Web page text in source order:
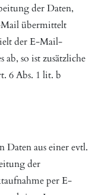
der Daten,
übermittelt
der E-Mail-
ab, so ist zusätzliche
6 Abs. 1 lit. b
Daten aus einer evtl.
der
per E-